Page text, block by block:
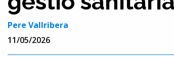
Pere Vallribera
11/05/2026